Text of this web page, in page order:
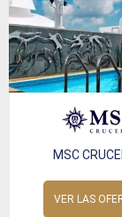
MSC
VER LAS